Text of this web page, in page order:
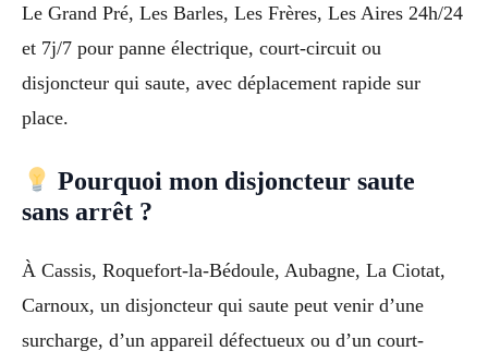
Le Grand Pré, Les Barles, Les Frères, Les Aires 24h/24
et 7j/7 pour panne électrique, court-circuit ou
disjoncteur qui saute, avec déplacement rapide sur
place.
Pourquoi mon disjoncteur saute
sans arrêt ?
À Cassis, Roquefort-la-Bédoule, Aubagne, La Ciotat,
Carnoux, un disjoncteur qui saute peut venir d’une
surcharge, d’un appareil défectueux ou d’un court-